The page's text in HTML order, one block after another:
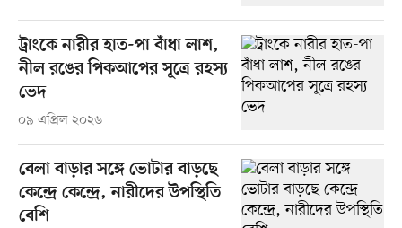
ট্রাংকে নারীর হাত-পা বাঁধা লাশ,
নীল রঙের পিকআপের সূত্রে রহস্য
ভেদ
০৯ এপ্রিল ২০২৬
বেলা বাড়ার সঙ্গে ভোটার বাড়ছে
কেন্দ্রে কেন্দ্রে, নারীদের উপস্থিতি
বেশি